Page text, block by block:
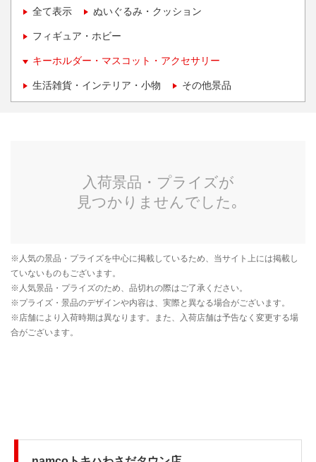
全て表示 ぬいぐるみ・クッション
フィギュア・ホビー
キーホルダー・マスコット・アクセサリー
生活雑貨・インテリア・小物 その他景品